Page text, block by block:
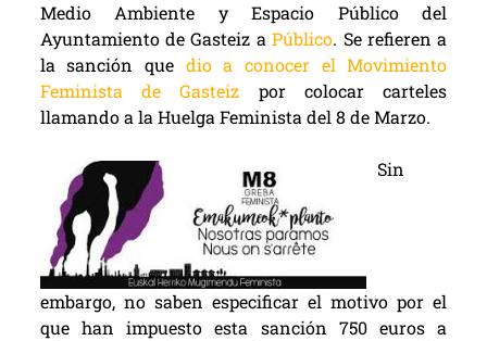
Medio Ambiente y Espacio Público del
Ayuntamiento de Gasteiz aPúblico. Se refieren a
la sanción que dio a conocer el Movimiento
Feminista de Gasteiz por colocar carteles
llamando a la Huelga Feminista del 8 de Marzo.
Sin
embargo, no saben especificar el motivo por el
que han impuesto esta sanción 750 euros a